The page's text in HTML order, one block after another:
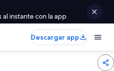
instante con la app
Descargar app